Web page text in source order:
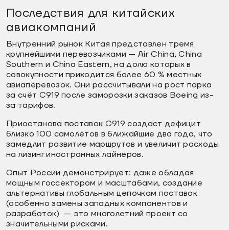
Последствия для китайских
авиакомпаний
Внутренний рынок Китая представлен тремя
крупнейшими перевозчиками — Air China, China
Southern и China Eastern, на долю которых в
совокупности приходится более 60 % местных
авиаперевозок. Они рассчитывали на рост парка
за счёт C919 после заморозки заказов Boeing из-
за тарифов.
Приостанова поставок C919 создаст дефицит
близко 100 самолётов в ближайшие два года, что
замедлит развитие маршрутов и увеличит расходы
на лизинг иностранных лайнеров.
Опыт России демонстрирует: даже обладая
мощным госсектором и масштабами, создание
альтернативы глобальным цепочкам поставок
(особенно замены западных компонентов и
разработок) — это многолетний проект со
значительными рисками.